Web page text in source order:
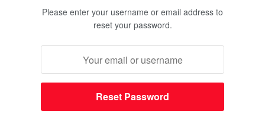
Please enter your username or email address to
reset your password.